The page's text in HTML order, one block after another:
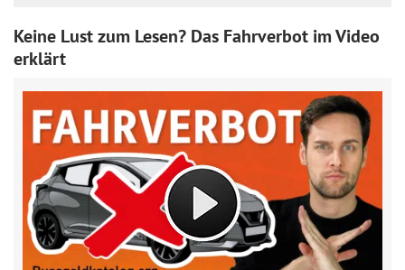
Keine Lust zum Lesen? Das Fahrverbot im Video
erklärt